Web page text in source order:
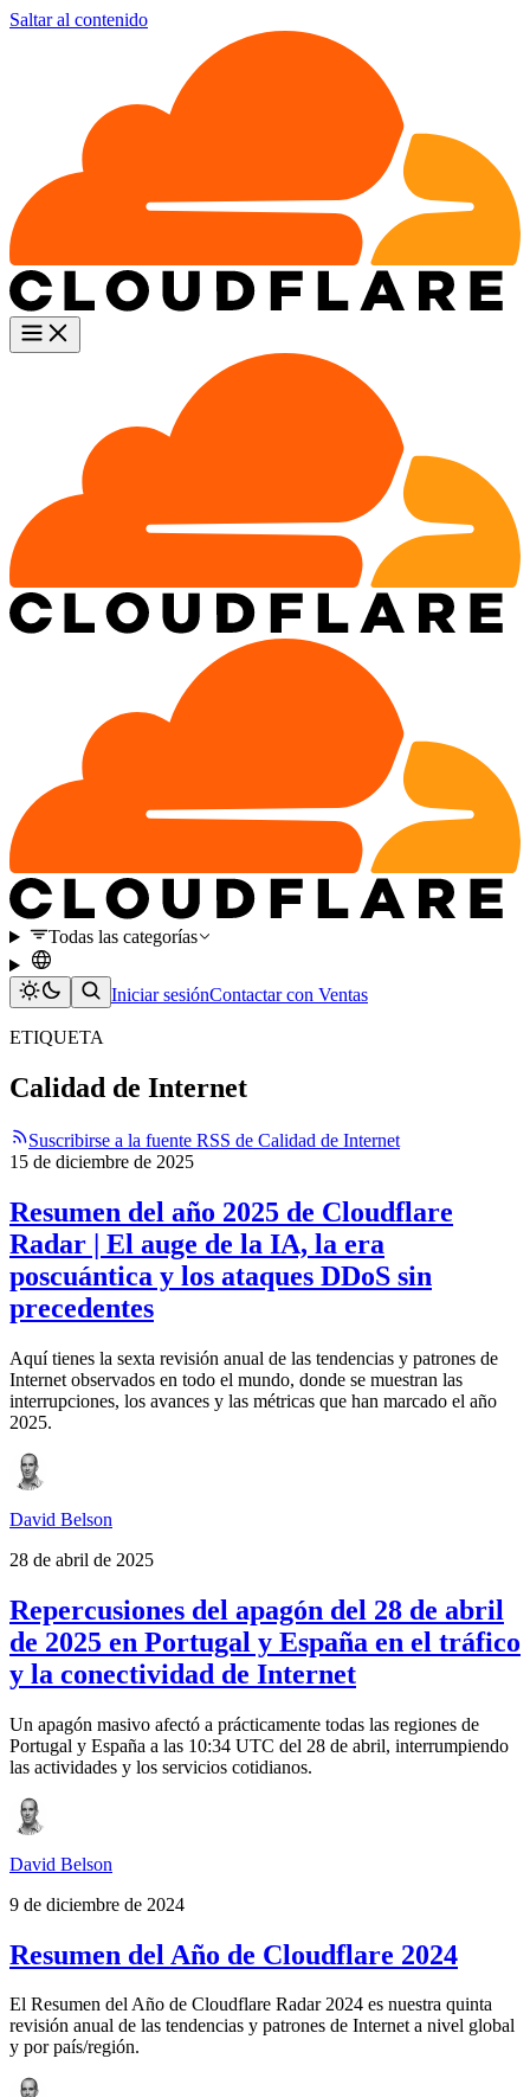
Saltar al contenido
Todas las categorías
Iniciar sesiónContactar con Ventas
ETIQUETA
Calidad de Internet
Suscribirse a la fuente RSS de Calidad de Internet
15 de diciembre de 2025
Resumen del año 2025 de Cloudflare
Radar | El auge de la IA, la era
poscuántica y los ataques DDoS sin
precedentes
Aquí tienes la sexta revisión anual de las tendencias y patrones de
Internet observados en todo el mundo, donde se muestran las
interrupciones, los avances y las métricas que han marcado el año
2025.
David Belson
28 de abril de 2025
Repercusiones del apagón del 28 de abril
de 2025 en Portugal y España en el tráfico
y la conectividad de Internet
Un apagón masivo afectó a prácticamente todas las regiones de
Portugal y España a las 10:34 UTC del 28 de abril, interrumpiendo
las actividades y los servicios cotidianos.
David Belson
9 de diciembre de 2024
Resumen del Año de Cloudflare 2024
El Resumen del Año de Cloudflare Radar 2024 es nuestra quinta
revisión anual de las tendencias y patrones de Internet a nivel global
y por país/región.